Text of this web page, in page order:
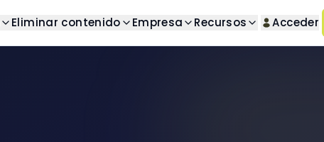
Eliminar contenido Empresa Recursos Acceder